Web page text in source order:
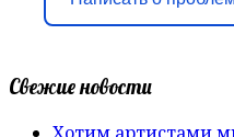
Свежие новости